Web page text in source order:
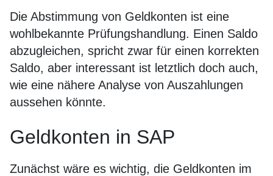
Die Abstimmung von Geldkonten ist eine
wohlbekannte Prüfungshandlung. Einen Saldo
abzugleichen, spricht zwar für einen korrekten
Saldo, aber interessant ist letztlich doch auch,
wie eine nähere Analyse von Auszahlungen
aussehen könnte.
Geldkonten in SAP
Zunächst wäre es wichtig, die Geldkonten im